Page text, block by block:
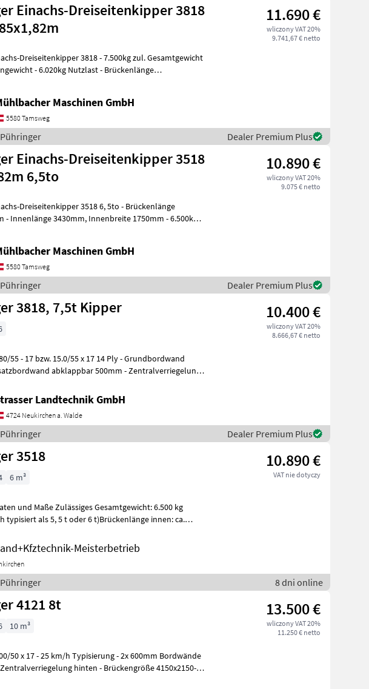
Einachs-Dreiseitenkipper 3818
11.690 €
wliczony VAT 20%
9.741,67 € netto
3818 - 7.500kg zul. Gesamtgewicht
- 6.020kg Nutzlast - Brückenlänge
Maschinen GmbH
5580 Tamsweg
Dealer Premium Plus
Einachs-Dreiseitenkipper 3518
6,5to
10.890 €
wliczony VAT 20%
9.075 € netto
Dreiseitenkipper 3518 6, 5to - Brückenlänge
3430mm, Innenbreite 1750mm - 6.500kg
Maschinen GmbH
5580 Tamsweg
Dealer Premium Plus
3818, 7,5t Kipper 10.400 €
wliczony VAT 20%
8.666,67 € netto
55 - 17 bzw. 15.0/55 x 17 14 Ply - Grundbordwand
abklappbar 500mm - Zentralverriegelung
Landtechnik GmbH
4724 Neukirchen a. Walde
Dealer Premium Plus
3518 10.890 €
VAT nie dotyczy
6 m³
und Maße Zulässiges Gesamtgewicht: 6.500 kg
typisiert als 5, 5 t oder 6 t)Brückenlänge innen: ca.
Meisterbetrieb
8 dni online
4121 8t 13.500 €
wliczony VAT 20%
11.250 € netto
10 m³
50 x 17 - 25 km/h Typisierung - 2x 600mm Bordwände
hinten - Brückengröße 4150x2150-